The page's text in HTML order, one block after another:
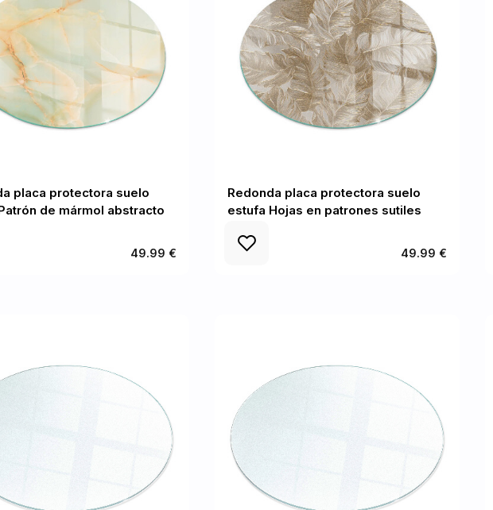
placa protectora suelo
de mármol abstracto
49.99 €
Redonda placa protectora suelo
estufa Hojas en patrones sutiles
49.99 €